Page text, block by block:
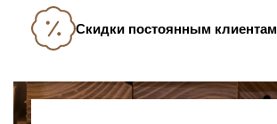
Скидки постоянным клиентам